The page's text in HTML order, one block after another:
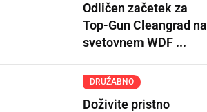
Odličen začetek za
Top-Gun Cleangrad na
svetovnem WDF ...
DRUŽABNO
Doživite pristno